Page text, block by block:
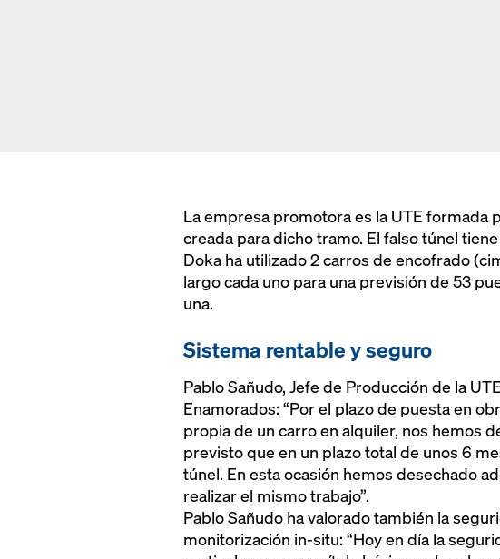
La empresa promotora es la UTE formada
creada para dicho tramo. El falso túnel
Doka ha utilizado 2 carros de encofrado
largo cada uno para una previsión de 53
una.
Sistema rentable y seguro
Pablo Sañudo, Jefe de Producción de la
Enamorados: “Por el plazo de puesta en
propia de un carro en alquiler, nos hemos
previsto que en un plazo total de unos 6
túnel. En esta ocasión hemos desechado
realizar el mismo trabajo”.
Pablo Sañudo ha valorado también la
monitorización in-situ: “Hoy en día la